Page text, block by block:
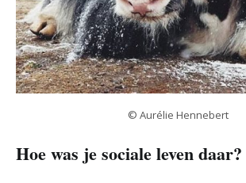
© Aurélie Hennebert
Hoe was je sociale leven daar?